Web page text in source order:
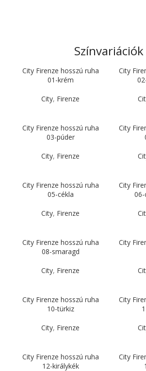
Színvariációk
City Firenze hosszú ruha
01-krém
City, Firenze
City
City Firenze hosszú ruha
03-púder
City, Firenze
City
City Firenze hosszú ruha
05-cékla
City, Firenze
City
06-
City Firenze hosszú ruha
08-smaragd
City, Firenze
City
City Firenze hosszú ruha
10-türkiz
City, Firenze
City
City Firenze hosszú ruha
12-királykék
City